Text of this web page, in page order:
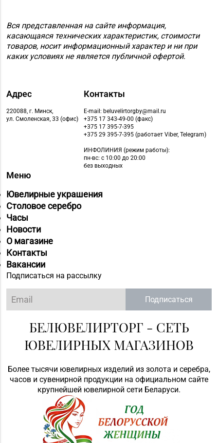
Вся представленная на сайте информация,
касающаяся технических характеристик, стоимости
товаров, носит информационный характер и ни при
каких условиях не является публичной офертой.
Адрес
220088, г. Минск,
ул. Смоленская, 33 (офис)
Контакты
E-mail: beluvelirtorgby@mail.ru
+375 17 343-49-00 (факс)
+375 17 395-7-395
+375 29 395-7-395 (работает Viber, Telegram)
ИНФОЛИНИЯ (режим работы):
пн-вс: с 10:00 до 20:00
без выходных
Меню
Ювелирные украшения
Столовое серебро
Часы
Новости
О магазине
Контакты
Вакансии
Подписаться на рассылку
Подписаться
БЕЛЮВЕЛИРТОРГ - СЕТЬ
ЮВЕЛИРНЫХ МАГАЗИНОВ
Более тысячи ювелирных изделий из золота и серебра,
часов и сувенирной продукции на официальном сайте
крупнейшей ювелирной сети Беларуси.